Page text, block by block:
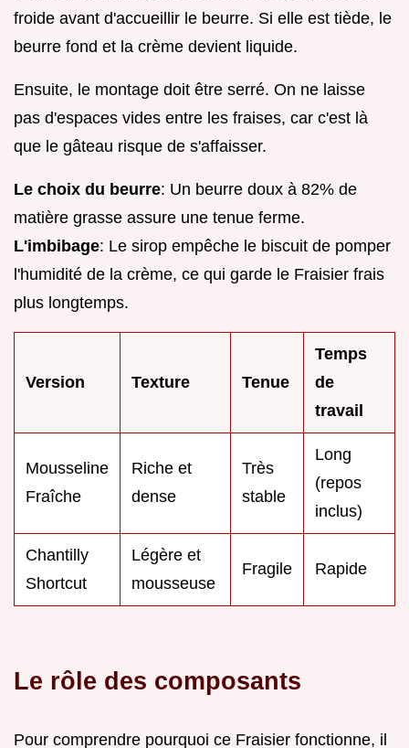
froide avant d'accueillir le beurre. Si elle est tiède, le
beurre fond et la crème devient liquide.
Ensuite, le montage doit être serré. On ne laisse
pas d'espaces vides entre les fraises, car c'est là
que le gâteau risque de s'affaisser.
Le choix du beurre: Un beurre doux à 82% de
matière grasse assure une tenue ferme.
L'imbibage: Le sirop empêche le biscuit de pomper
l'humidité de la crème, ce qui garde le Fraisier frais
plus longtemps.
Version Texture Tenue
Temps
de
travail
Mousseline
Fraîche
Riche et
dense
Très
stable
Long
(repos
inclus)
Chantilly
Shortcut
Légère et
mousseuse
Fragile Rapide
Le rôle des composants
Pour comprendre pourquoi ce Fraisier fonctionne, il